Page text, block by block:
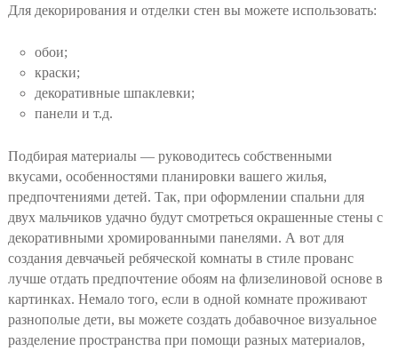
Для декорирования и отделки стен вы можете использовать:
обои;
краски;
декоративные шпаклевки;
панели и т.д.
Подбирая материалы — руководитесь собственными
вкусами, особенностями планировки вашего жилья,
предпочтениями детей. Так, при оформлении спальни для
двух мальчиков удачно будут смотреться окрашенные стены с
декоративными хромированными панелями. А вот для
создания девчачьей ребяческой комнаты в стиле прованс
лучше отдать предпочтение обоям на флизелиновой основе в
картинках. Немало того, если в одной комнате проживают
разнополые дети, вы можете создать добавочное визуальное
разделение пространства при помощи разных материалов,